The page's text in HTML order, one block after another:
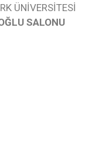
ÜNİVERSİTESİ
SALONU